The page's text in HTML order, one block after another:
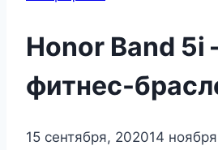
Honor Band 5i
фитнес-
15 сентября, 202014